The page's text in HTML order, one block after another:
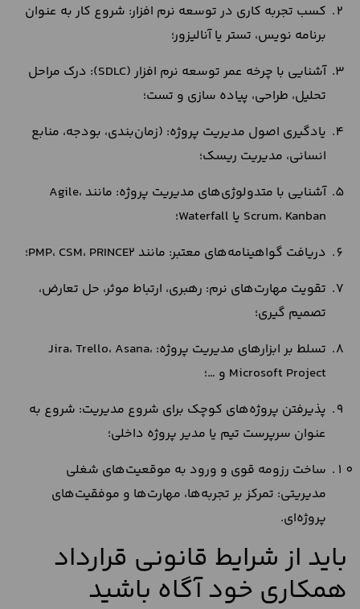
کسب تجربه کاری در توسعه نرم‌ افزار: شروع کار به عنوان
برنامه‌ نویس، تستر یا آنالیزور؛
آشنایی با چرخه عمر توسعه نرم‌ افزار (SDLC): درک مراحل
تحلیل، طراحی، پیاده‌ سازی و تست؛
یادگیری اصول مدیریت پروژه: (زمان‌بندی، بودجه، منابع
انسانی، مدیریت ریسک؛
آشنایی با متدولوژی‌های مدیریت پروژه: مانند Agile،
Scrum، Kanban یا Waterfall؛
دریافت گواهینامه‌های معتبر: مانند PMP، CSM، PRINCE2؛
تقویت مهارت‌های نرم: رهبری، ارتباط موثر، حل تعارض،
تصمیم‌ گیری؛
تسلط بر ابزارهای مدیریت پروژه: Jira، Trello، Asana،
Microsoft Project و …؛
پذیرفتن پروژه‌های کوچک برای شروع مدیریت: شروع به
عنوان سرپرست تیم یا مدیر پروژه داخلی؛
ساخت رزومه قوی و ورود به موقعیت‌های شغلی
مدیریتی: تمرکز بر تجربه‌ها، مهارت‌ها و موفقیت‌های
پروژه‌ای.
باید از شرایط قانونی قرارداد
همکاری خود آگاه باشید